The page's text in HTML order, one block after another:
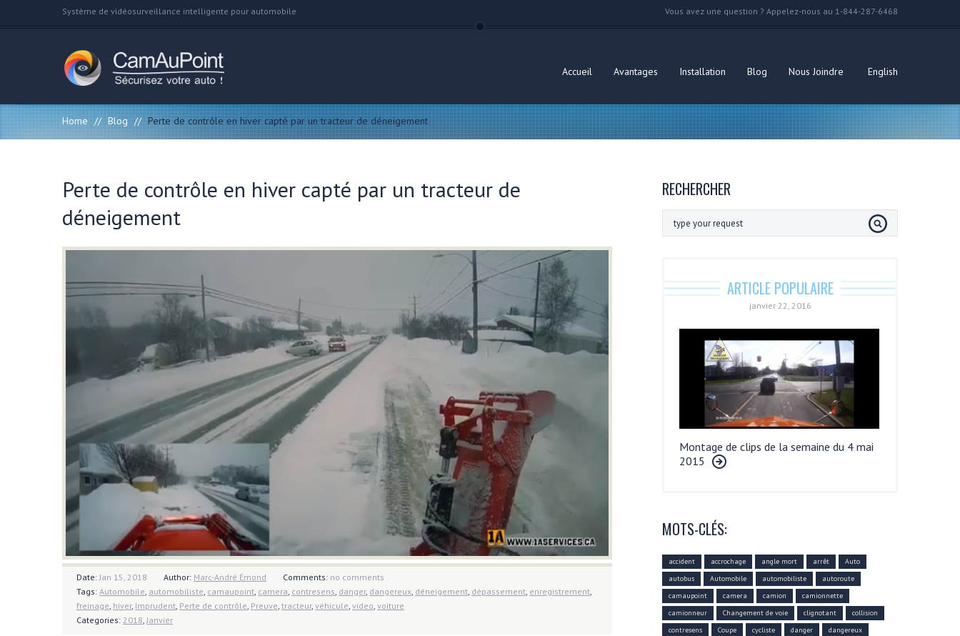
Système de vidéosurveillance intelligente pour automobile Vous avez une question ? Appelez-nous au 1-844-287-6468
Accueil Avantages Installation Blog Nous Joindre English
Home // Blog // Perte de contrôle en hiver capté par un tracteur de déneigement
Perte de contrôle en hiver capté par un tracteur de
déneigement
Date: Jan 15, 2018 Author: Marc-André Émond Comments: no comments
Tags: Automobile automobiliste camaupoint camera contresens danger, dangereux déneigement dépassement enregistrement
freinage hiver, Imprudent Perte de contrôle Preuve tracteur, véhicule video voiture
Categories: 2018 Janvier
RECHERCHER
ARTICLE POPULAIRE
janvier 22, 2016
Montage de clips de la semaine du 4 mai
2015
MOTS-CLÉS:
accident accrochage angle mort arrêt
Auto
autobus
Automobile automobiliste
autoroute
camaupoint
camera camion
camionnette
camionneur
Changement de voie clignotant
collision
contresens
Coupe cycliste danger
dangereux